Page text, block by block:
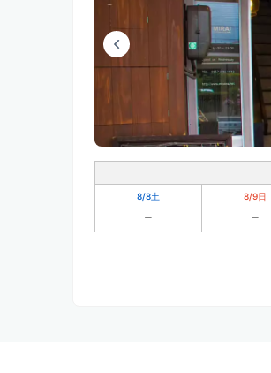
8/8土 8/9日